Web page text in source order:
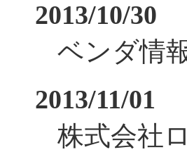
2013/10/30
ベンダ情
2013/11/01
株式会社